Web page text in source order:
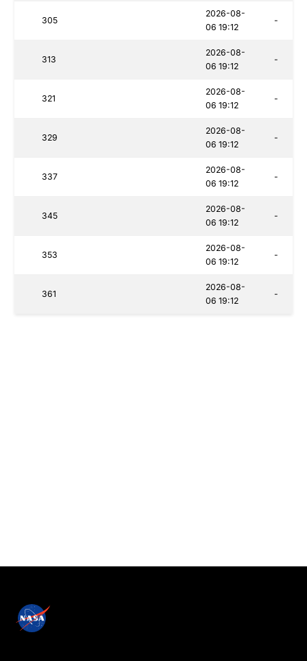
305
2026-08-
06 19:12
-
313
2026-08-
06 19:12
-
321
2026-08-
06 19:12
-
329
2026-08-
06 19:12
-
337
2026-08-
06 19:12
-
345
2026-08-
06 19:12
-
353
2026-08-
06 19:12
-
361
2026-08-
06 19:12
-